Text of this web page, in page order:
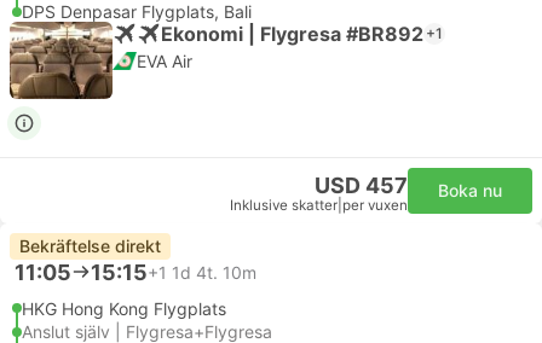
DPS Denpasar Flygplats, Bali
Ekonomi | Flygresa #BR892 +1
EVA Air
USD 457
Inklusive skatter per vuxen
Boka nu
Bekräftelse direkt
11:05 15:15+1 1d 4t. 10m
HKG Hong Kong Flygplats
Anslut själv | Flygresa+Flygresa